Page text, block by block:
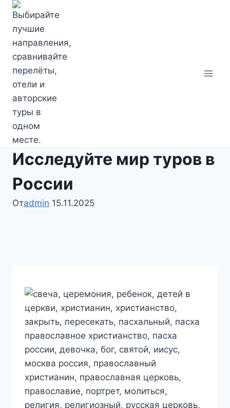
Перейти
содержимому
Исследуйте мир туров в
России
Отadmin 15.11.2025